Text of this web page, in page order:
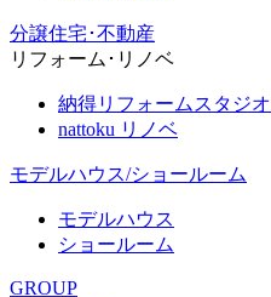
分譲住宅･不動産
リフォーム･リノベ
納得リフォームスタジオ
nattoku リノベ
モデルハウス/ショールーム
モデルハウス
ショールーム
GROUP